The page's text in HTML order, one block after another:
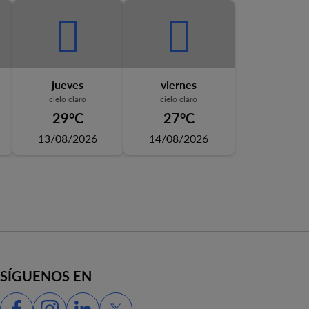
jueves
cielo claro
29°C
13/08/2026
viernes
cielo claro
27°C
14/08/2026
SÍGUENOS EN